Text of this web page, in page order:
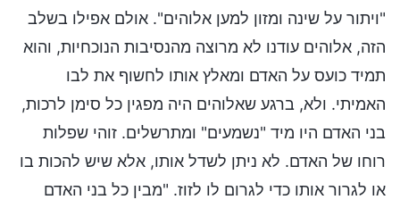
"ויתור על שינה ומזון למען אלוהים". אולם אפילו בשלב
הזה, אלוהים עודנו לא מרוצה מהנסיבות הנוכחיות, והוא
תמיד כועס על האדם ומאלץ אותו לחשוף את לבו
האמיתי. ולא, ברגע שאלוהים היה מפגין כל סימן לרכות,
בני האדם היו מיד "נשמעים" ומתרשלים. זוהי שפלות
רוחו של האדם. לא ניתן לשדל אותו, אלא שיש להכות בו
או לגרור אותו כדי לגרום לו לזוז. "מבין כל בני האדם